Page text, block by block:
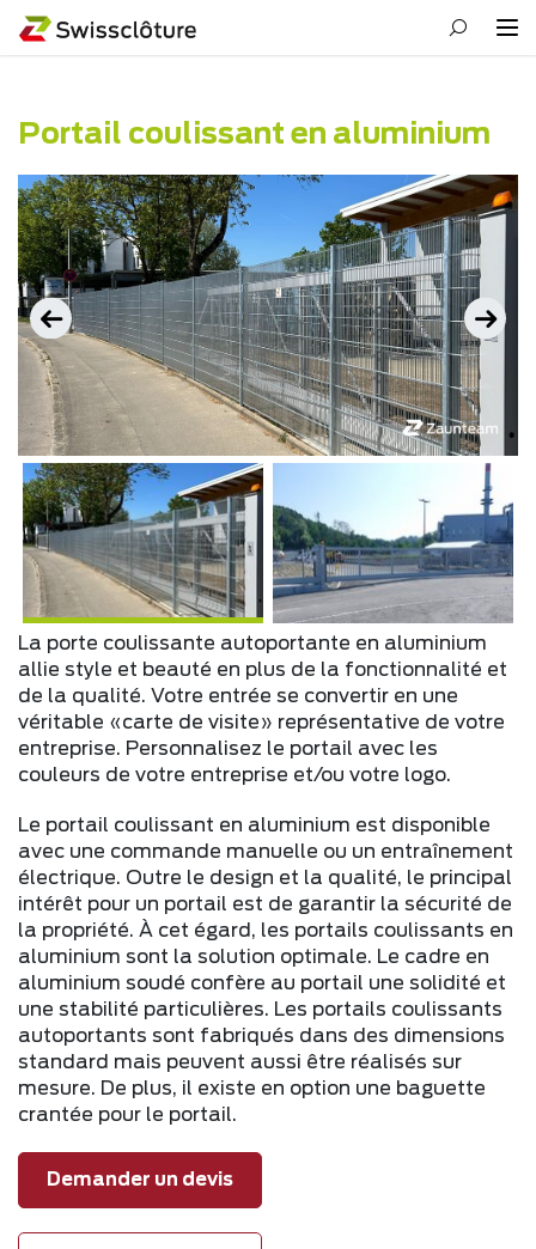
Portail coulissant en aluminium
La porte coulissante autoportante en aluminium
allie style et beauté en plus de la fonctionnalité et
de la qualité. Votre entrée se convertir en une
véritable «carte de visite» représentative de votre
entreprise. Personnalisez le portail avec les
couleurs de votre entreprise et/ou votre logo.
Le portail coulissant en aluminium est disponible
avec une commande manuelle ou un entraînement
électrique. Outre le design et la qualité, le principal
intérêt pour un portail est de garantir la sécurité de
la propriété. À cet égard, les portails coulissants en
aluminium sont la solution optimale. Le cadre en
aluminium soudé confère au portail une solidité et
une stabilité particulières. Les portails coulissants
autoportants sont fabriqués dans des dimensions
standard mais peuvent aussi être réalisés sur
mesure. De plus, il existe en option une baguette
crantée pour le portail.
Demander un devis